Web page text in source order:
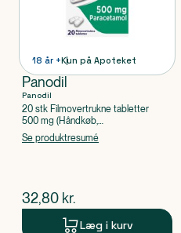
18 år +Kun på Apoteket
Panodil
Panodil
20 stk Filmovertrukne tabletter
500 mg (Håndkøb,
apoteksforbeholdt), Paracetamol
Se produktresumé
$nuværende pris
32,80 kr.
Læg i kurv